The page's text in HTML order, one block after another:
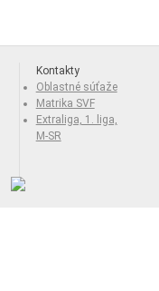
Kontakty
Oblastné súťaže
Matrika SVF
Extraliga, 1. liga,
M-SR